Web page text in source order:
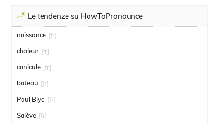
Le tendenze su HowToPronounce
naissance [fr]
chaleur [fr]
canicule [fr]
bateau [fr]
Paul Biya [fr]
Salève [fr]